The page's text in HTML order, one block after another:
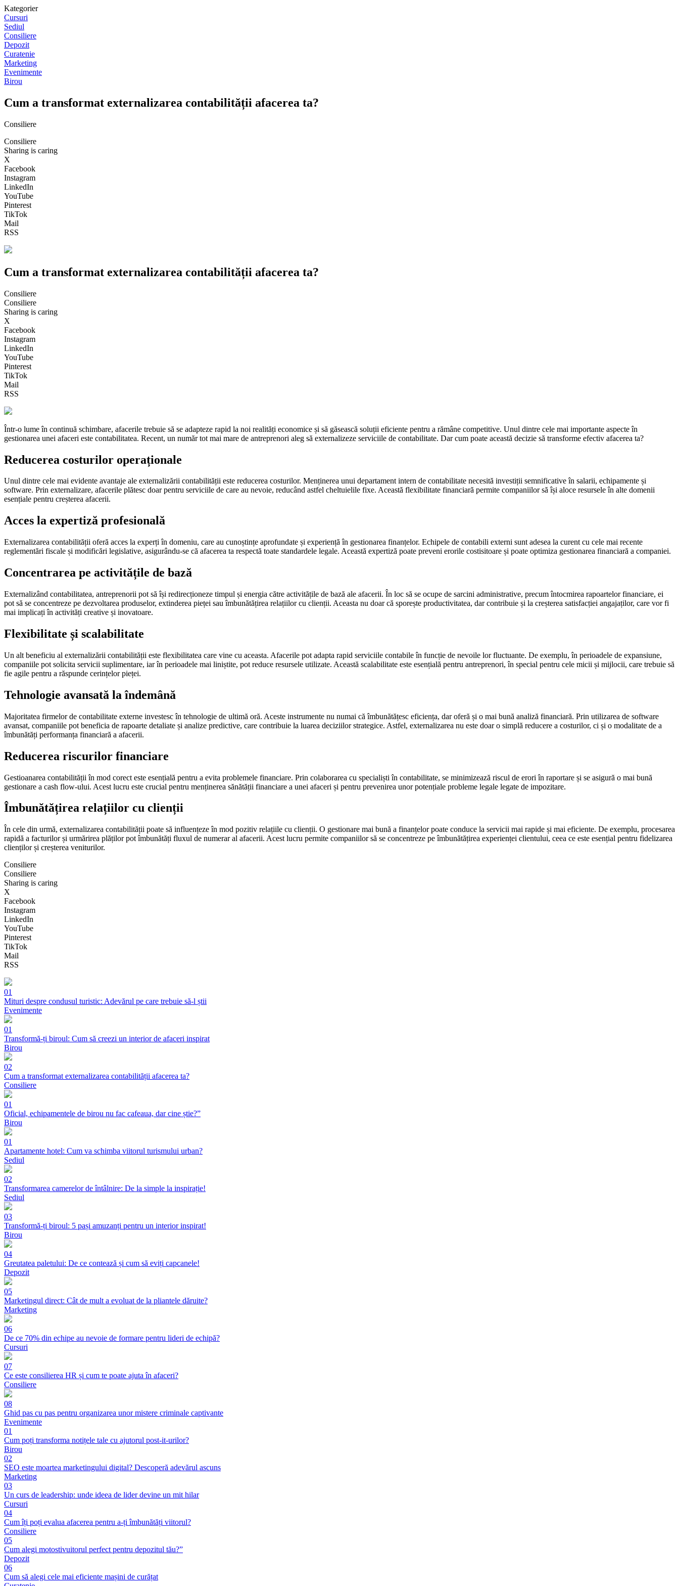
Kategorier
Cursuri
Sediul
Consiliere
Depozit
Curatenie
Marketing
Evenimente
Birou
Cum a transformat externalizarea contabilității afacerea ta?
Consiliere
Consiliere
Sharing is caring
X
Facebook
Instagram
LinkedIn
YouTube
Pinterest
TikTok
Mail
RSS
Cum a transformat externalizarea contabilității afacerea ta?
Consiliere
Consiliere
Sharing is caring
X
Facebook
Instagram
LinkedIn
YouTube
Pinterest
TikTok
Mail
RSS
Într-o lume în continuă schimbare, afacerile trebuie să se adapteze rapid la noi realități economice și să găsească soluții eficiente pentru a rămâne competitive. Unul dintre cele mai importante aspecte în
gestionarea unei afaceri este contabilitatea. Recent, un număr tot mai mare de antreprenori aleg să externalizeze serviciile de contabilitate. Dar cum poate această decizie să transforme efectiv afacerea ta?
Reducerea costurilor operaționale
Unul dintre cele mai evidente avantaje ale externalizării contabilității este reducerea costurilor. Menținerea unui departament intern de contabilitate necesită investiții semnificative în salarii, echipamente și
software. Prin externalizare, afacerile plătesc doar pentru serviciile de care au nevoie, reducând astfel cheltuielile fixe. Această flexibilitate financiară permite companiilor să își aloce resursele în alte domenii
esențiale pentru creșterea afacerii.
Acces la expertiză profesională
Externalizarea contabilității oferă acces la experți în domeniu, care au cunoștințe aprofundate și experiență în gestionarea finanțelor. Echipele de contabili externi sunt adesea la curent cu cele mai recente
reglementări fiscale și modificări legislative, asigurându-se că afacerea ta respectă toate standardele legale. Această expertiză poate preveni erorile costisitoare și poate optimiza gestionarea financiară a companiei.
Concentrarea pe activitățile de bază
Externalizând contabilitatea, antreprenorii pot să își redirecționeze timpul și energia către activitățile de bază ale afacerii. În loc să se ocupe de sarcini administrative, precum întocmirea rapoartelor financiare, ei
pot să se concentreze pe dezvoltarea produselor, extinderea pieței sau îmbunătățirea relațiilor cu clienții. Aceasta nu doar că sporește productivitatea, dar contribuie și la creșterea satisfacției angajaților, care vor fi
mai implicați în activități creative și inovatoare.
Flexibilitate și scalabilitate
Un alt beneficiu al externalizării contabilității este flexibilitatea care vine cu aceasta. Afacerile pot adapta rapid serviciile contabile în funcție de nevoile lor fluctuante. De exemplu, în perioadele de expansiune,
companiile pot solicita servicii suplimentare, iar în perioadele mai liniștite, pot reduce resursele utilizate. Această scalabilitate este esențială pentru antreprenori, în special pentru cele micii și mijlocii, care trebuie să
fie agile pentru a răspunde cerințelor pieței.
Tehnologie avansată la îndemână
Majoritatea firmelor de contabilitate externe investesc în tehnologie de ultimă oră. Aceste instrumente nu numai că îmbunătățesc eficiența, dar oferă și o mai bună analiză financiară. Prin utilizarea de software
avansat, companiile pot beneficia de rapoarte detaliate și analize predictive, care contribuie la luarea deciziilor strategice. Astfel, externalizarea nu este doar o simplă reducere a costurilor, ci și o modalitate de a
îmbunătăți performanța financiară a afacerii.
Reducerea riscurilor financiare
Gestioanarea contabilității în mod corect este esențială pentru a evita problemele financiare. Prin colaborarea cu specialiști în contabilitate, se minimizează riscul de erori în raportare și se asigură o mai bună
gestionare a cash flow-ului. Acest lucru este crucial pentru menținerea sănătății financiare a unei afaceri și pentru prevenirea unor potențiale probleme legale legate de impozitare.
Îmbunătățirea relațiilor cu clienții
În cele din urmă, externalizarea contabilității poate să influențeze în mod pozitiv relațiile cu clienții. O gestionare mai bună a finanțelor poate conduce la servicii mai rapide și mai eficiente. De exemplu, procesarea
rapidă a facturilor și urmărirea plăților pot îmbunătăți fluxul de numerar al afacerii. Acest lucru permite companiilor să se concentreze pe îmbunătățirea experienței clientului, ceea ce este esențial pentru fidelizarea
clienților și creșterea veniturilor.
Consiliere
Consiliere
Sharing is caring
X
Facebook
Instagram
LinkedIn
YouTube
Pinterest
TikTok
Mail
RSS
01
Mituri despre condusul turistic: Adevărul pe care trebuie să-l știi
Evenimente
01
Transformă-ți biroul: Cum să creezi un interior de afaceri inspirat
Birou
02
Cum a transformat externalizarea contabilității afacerea ta?
Consiliere
01
Oficial, echipamentele de birou nu fac cafeaua, dar cine știe?”
Birou
01
Apartamente hotel: Cum va schimba viitorul turismului urban?
Sediul
02
Transformarea camerelor de întâlnire: De la simple la inspirație!
Sediul
03
Transformă-ți biroul: 5 pași amuzanți pentru un interior inspirat!
Birou
04
Greutatea paletului: De ce contează și cum să eviți capcanele!
Depozit
05
Marketingul direct: Cât de mult a evoluat de la pliantele dăruite?
Marketing
06
De ce 70% din echipe au nevoie de formare pentru lideri de echipă?
Cursuri
07
Ce este consilierea HR și cum te poate ajuta în afaceri?
Consiliere
08
Ghid pas cu pas pentru organizarea unor mistere criminale captivante
Evenimente
01
Cum poți transforma notițele tale cu ajutorul post-it-urilor?
Birou
02
SEO este moartea marketingului digital? Descoperă adevărul ascuns
Marketing
03
Un curs de leadership: unde ideea de lider devine un mit hilar
Cursuri
04
Cum îți poți evalua afacerea pentru a-ți îmbunătăți viitorul?
Consiliere
05
Cum alegi motostivuitorul perfect pentru depozitul tău?”
Depozit
06
Cum să alegi cele mai eficiente mașini de curățat